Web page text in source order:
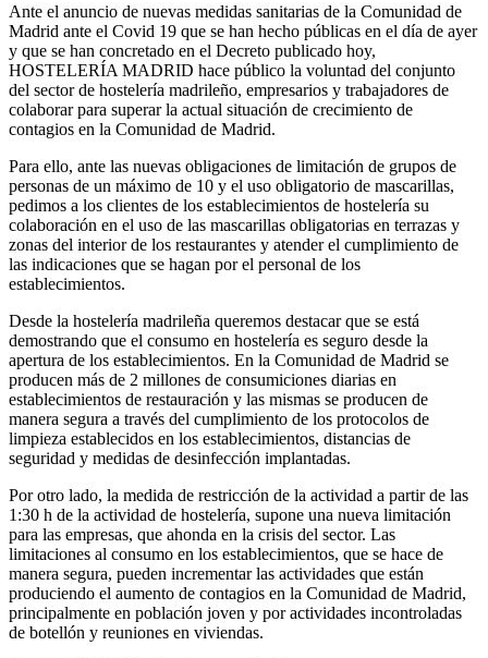
Ante el anuncio de nuevas medidas sanitarias de la Comunidad de
Madrid ante el Covid 19 que se han hecho públicas en el día de ayer
y que se han concretado en el Decreto publicado hoy,
HOSTELERÍA MADRID hace público la voluntad del conjunto
del sector de hostelería madrileño, empresarios y trabajadores de
colaborar para superar la actual situación de crecimiento de
contagios en la Comunidad de Madrid.
Para ello, ante las nuevas obligaciones de limitación de grupos de
personas de un máximo de 10 y el uso obligatorio de mascarillas,
pedimos a los clientes de los establecimientos de hostelería su
colaboración en el uso de las mascarillas obligatorias en terrazas y
zonas del interior de los restaurantes y atender el cumplimiento de
las indicaciones que se hagan por el personal de los
establecimientos.
Desde la hostelería madrileña queremos destacar que se está
demostrando que el consumo en hostelería es seguro desde la
apertura de los establecimientos. En la Comunidad de Madrid se
producen más de 2 millones de consumiciones diarias en
establecimientos de restauración y las mismas se producen de
manera segura a través del cumplimiento de los protocolos de
limpieza establecidos en los establecimientos, distancias de
seguridad y medidas de desinfección implantadas.
Por otro lado, la medida de restricción de la actividad a partir de las
1:30 h de la actividad de hostelería, supone una nueva limitación
para las empresas, que ahonda en la crisis del sector. Las
limitaciones al consumo en los establecimientos, que se hace de
manera segura, pueden incrementar las actividades que están
produciendo el aumento de contagios en la Comunidad de Madrid,
principalmente en población joven y por actividades incontroladas
de botellón y reuniones en viviendas.